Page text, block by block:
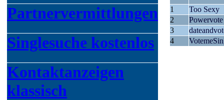
Partnervermittlungen
Singlesuche kostenlos
Kontaktanzeigen
klassisch
1
Too Sexy
2
Powervote
3
4